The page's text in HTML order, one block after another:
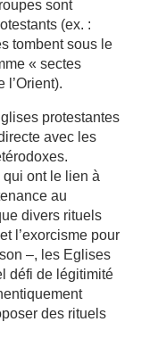
sont
(ex. :
tombent sous le
« sectes
l’Orient).
protestantes
avec les
ont le lien à
au
divers rituels
l’exorcisme pour
–, les Eglises
défi de légitimité
des rituels